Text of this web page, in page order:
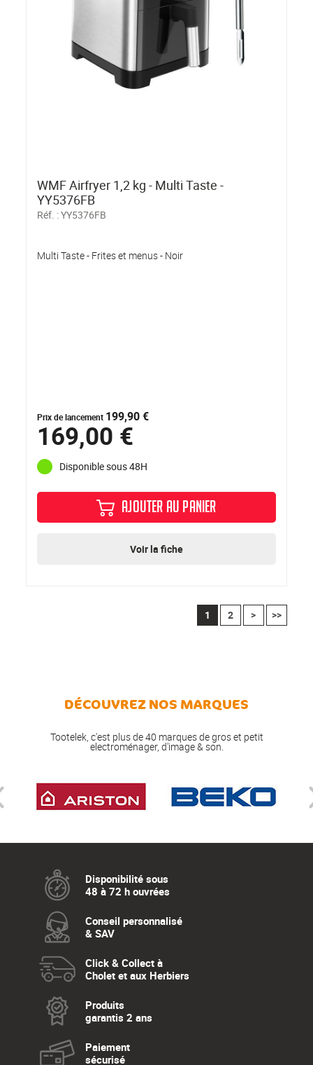
WMF Airfryer 1,2 kg - Multi Taste -
YY5376FB
Réf. :YY5376FB
Multi Taste - Frites et menus - Noir
Prix de lancement 199,90 €
169,00 €
Disponible sous 48H
AJOUTER AU PANIER
Voir la fiche
1 2 > >>
DÉCOUVREZ NOS MARQUES
Tootelek, c'est plus de 40 marques de gros et petit
electroménager, d'image & son.
Disponibilité sous
48 à 72 h ouvrées
Conseil personnalisé
& SAV
Click & Collect à
Cholet et aux Herbiers
Produits
garantis 2 ans
Paiement
sécurisé